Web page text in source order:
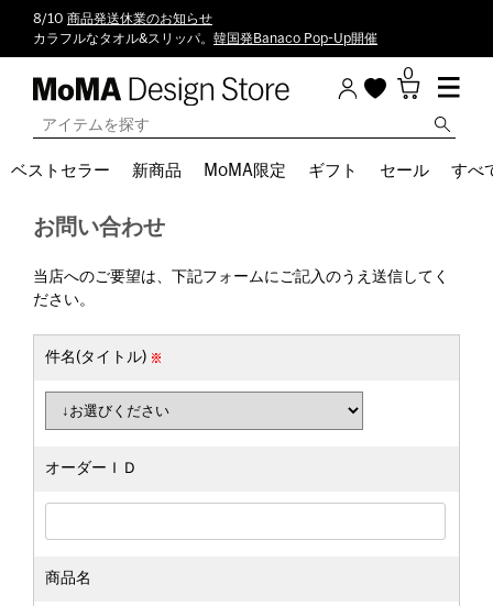
8/10 商品発送休業のお知らせ
カラフルなタオル&スリッパ。 韓国発Banaco Pop-Up開催
0
ベストセラー 新商品 MoMA限定 ギフト セール すべ
お問い合わせ
当店へのご要望は、下記フォームにご記入のうえ送信してく
ださい。
件名(タイトル)
オーダーＩＤ
商品名